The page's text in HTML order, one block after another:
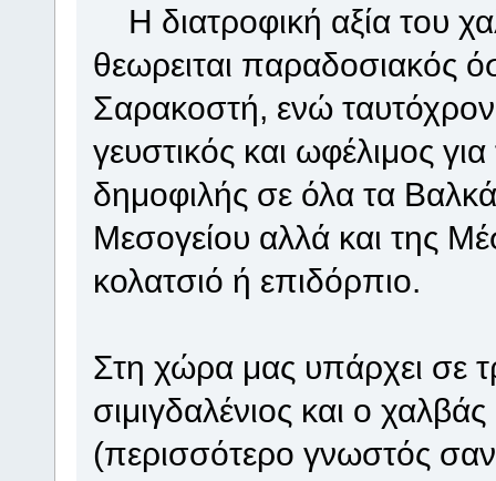
Η διατροφική αξία του
θεωρειται παραδοσιακός
Σαρακοστή, ενώ ταυτόχρονα
γευστικός και ωφέλιμος
δημοφιλής σε όλα τα
Μεσογείου αλλά και της
κολατσιό ή επιδόρπιο.
Στη χώρα μας υπάρχει σε
σιμιγδαλένιος και ο
(περισσότερο γνωστός